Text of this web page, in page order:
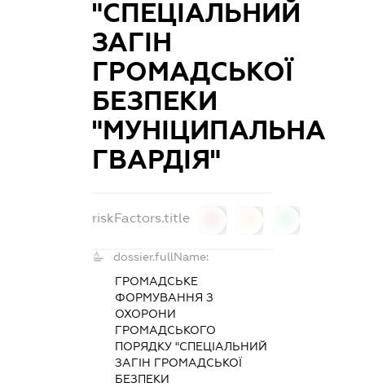
"СПЕЦІАЛЬНИЙ
ЗАГІН
ГРОМАДСЬКОЇ
БЕЗПЕКИ
"МУНІЦИПАЛЬНА
ГВАРДІЯ"
riskFactors.title
dossier.fullName:
ГРОМАДСЬКЕ
ФОРМУВАННЯ З
ОХОРОНИ
ГРОМАДСЬКОГО
ПОРЯДКУ "СПЕЦІАЛЬНИЙ
ЗАГІН ГРОМАДСЬКОЇ
БЕЗПЕКИ